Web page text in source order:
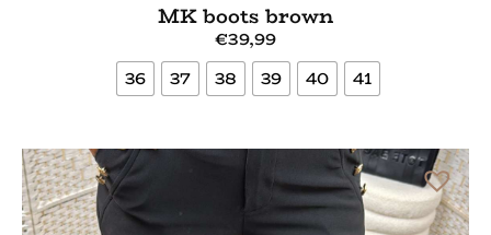
MK boots brown
€39,99
36
37 38 39 40 41